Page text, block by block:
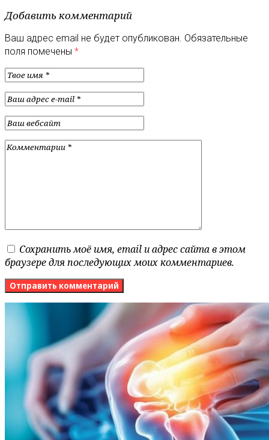
Добавить комментарий
Ваш адрес email не будет опубликован. Обязательные
поля помечены *
Сохранить моё имя, email и адрес сайта в этом
браузере для последующих моих комментариев.